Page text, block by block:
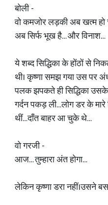
बोली -
वो कमजोर लड़की अब खत्म
अब सिर्फ भूख है… और विनाश…
ये शब्द सिद्धिका के होंठों से
थी। कृष्णा समझ गया उस पर
पलक झपकते ही सिद्धिका
गर्दन पकड़ ली…लोग डर के
थीं…दाँत बाहर आ चुके थे…
वो गरजी -
आज… तुम्हारा अंत होगा…
लेकिन कृष्णा डरा नहीं।उसने